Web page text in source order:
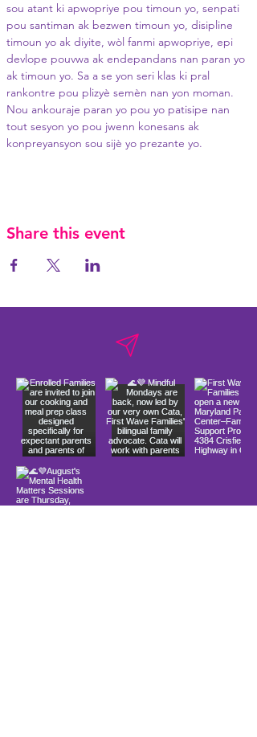
sou atant ki apwopriye pou timoun yo, senpati
pou santiman ak bezwen timoun yo, disipline
timoun yo ak diyite, wòl fanmi apwopriye, epi
devlope pouvwa ak endepandans nan paran yo
ak timoun yo. Sa a se yon seri klas ki pral
rankontre pou plizyè semèn nan yon moman.
Nou ankouraje paran yo pou yo patisipe nan
tout sesyon yo pou jwenn konesans ak
konpreyansyon sou sijè yo prezante yo.
Share this event